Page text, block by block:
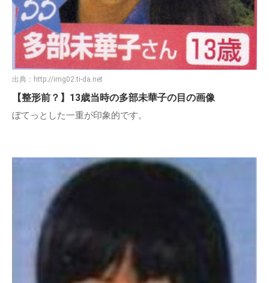
出典： http://img02.ti-da.net
【整形前？】13歳当時の多部未華子の目の画像
ぼてっとした一重が印象的です。